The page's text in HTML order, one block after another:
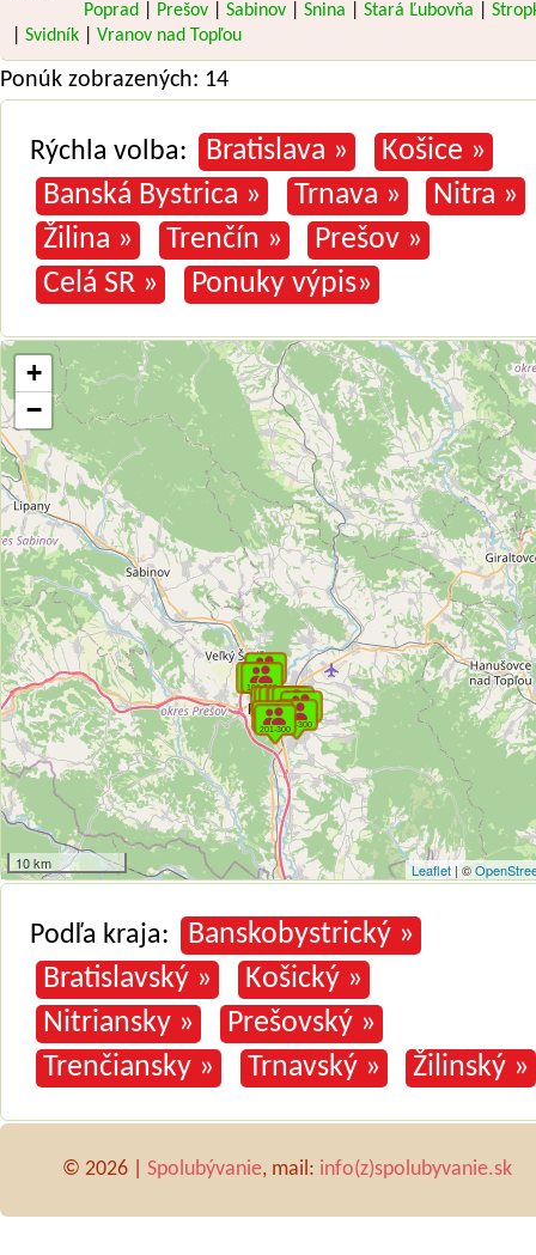
Poprad
Prešov Sabinov Snina Stará Ľubovňa
Svidník Vranov nad Topľou
Ponúk zobrazených: 14
Rýchla volba: Bratislava »
Košice »
Banská Bystrica »
Trnava »
Nitra »
Žilina »
Trenčín »
Prešov »
Celá SR »
Ponuky výpis»
+
−
10 km Leaflet | ©
Podľa kraja:
Banskobystrický »
Bratislavský »
Košický »
Nitriansky »
Prešovský »
Trenčiansky »
Trnavský » Žilinský »
© 2026 | Spolubývanie, mail: info(z)spolubyvanie.sk